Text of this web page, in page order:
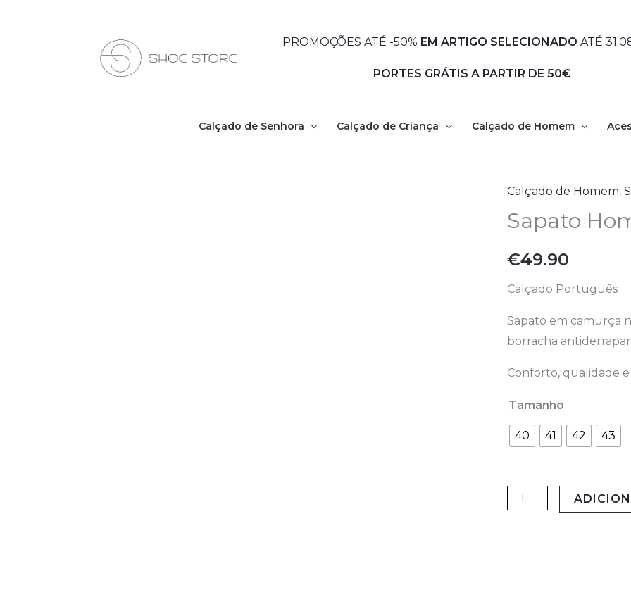
PROMOÇÕES ATÉ -50% EM ARTIGO SELECIONADO ATÉ
PORTES GRÁTIS A PARTIR DE 50€
Calçado de Senhora Calçado de Criança Calçado de Homem
Calçado de Homem,
Sapato
€49.90
Calçado Português
Sapato em camurça
borracha
Conforto, qualidade
Tamanho
40 41 42 43
Sapato
-
Nacional